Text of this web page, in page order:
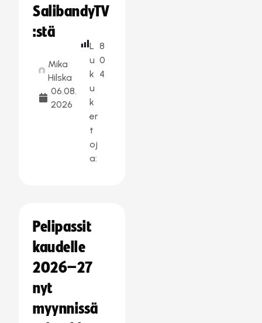
SalibandyTV
:stä
Mika
Hilska
06.08.
2026
L
u
k
u
k
er
t
oj
a:
8
0
4
Pelipassit
kaudelle
2026–27
nyt
myynnissä